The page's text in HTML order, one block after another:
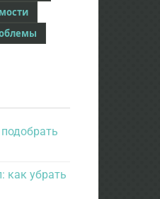
как убрать